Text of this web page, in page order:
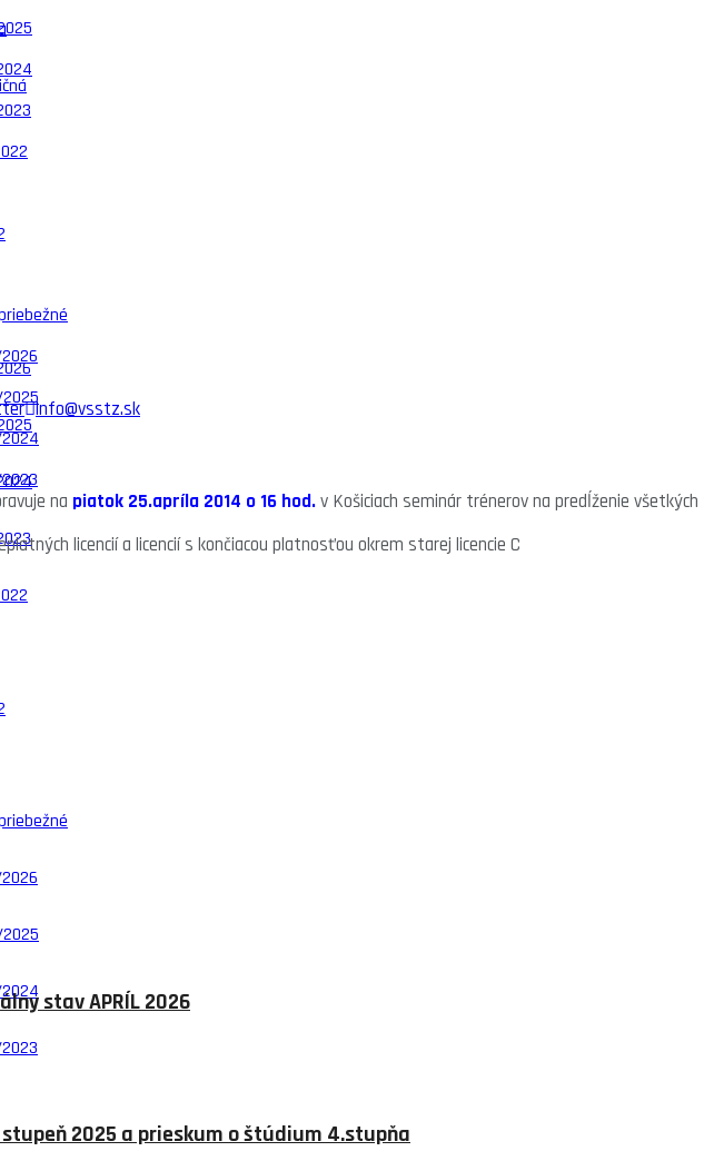
info@vsstz.sk
na piatok 25.apríla 2014 o 16 hod.v Košiciach seminár trénerov na predĺženie
licencií a licencií s končiacou platnosťou okrem starej licencie C
stav APRÍL 2026
stupeň 2025 a prieskum o štúdium 4.stupňa